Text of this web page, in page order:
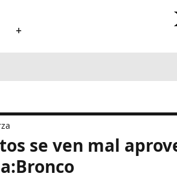
+
se ven mal